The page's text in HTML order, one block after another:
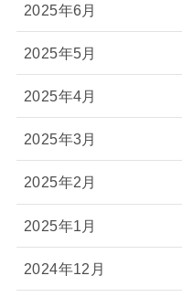
2025年6月
2025年5月
2025年4月
2025年3月
2025年2月
2025年1月
2024年12月